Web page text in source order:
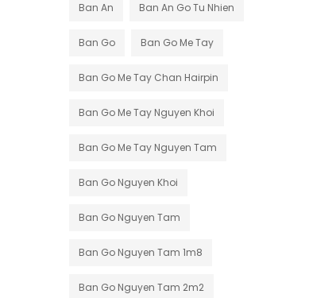
Ban An Ban An Go Tu Nhien
Ban Go Ban Go Me Tay
Ban Go Me Tay Chan Hairpin
Ban Go Me Tay Nguyen Khoi
Ban Go Me Tay Nguyen Tam
Ban Go Nguyen Khoi
Ban Go Nguyen Tam
Ban Go Nguyen Tam 1m8
Ban Go Nguyen Tam 2m2